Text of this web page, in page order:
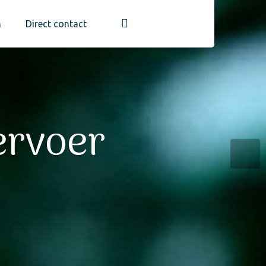
Direct contact
personeel,